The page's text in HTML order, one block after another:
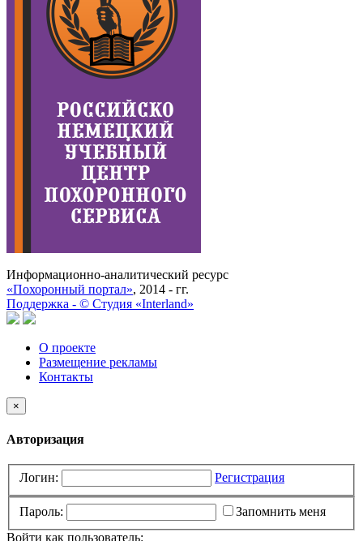
Информационно-аналитический ресурс
«Похоронный портал», 2014 - гг.
Поддержка - © Cтудия «Interland»
О проекте
Размещение рекламы
Контакты
×
Авторизация
Логин: Регистрация
Пароль:
Запомнить меня
Войти как пользователь: